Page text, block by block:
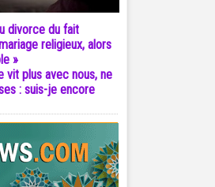
divorce du fait
religieux, alors
»
vit plus avec nous, ne
: suis-je encore